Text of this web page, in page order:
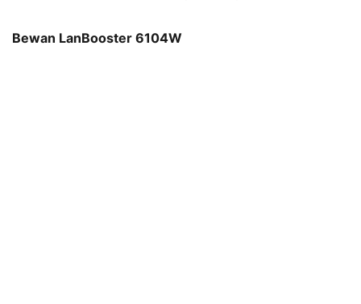
Bewan LanBooster 6104W